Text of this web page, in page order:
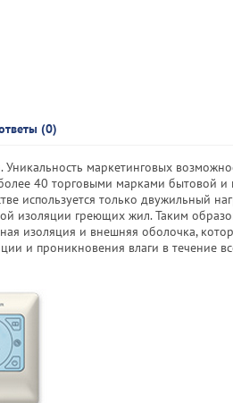
(0)
маркетинговых
40 торговыми марками бытовой и
используется только двужильный
изоляции греющих жил. Таким
изоляция и внешняя оболочка,
и проникновения влаги в течение